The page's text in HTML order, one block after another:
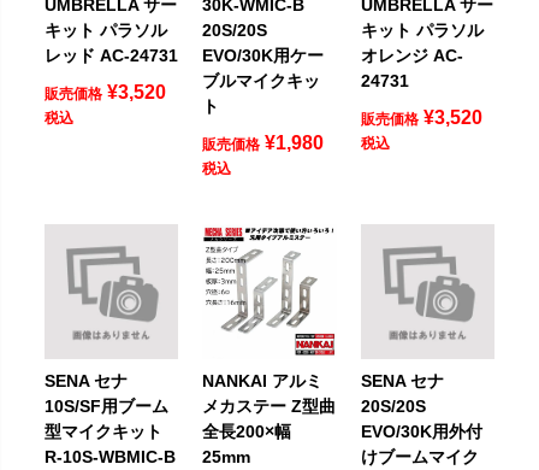
UMBRELLA サー
キット パラソル
レッド AC-24731
販売価格 ¥3,520
税込
30K-WMIC-B
20S/20S
EVO/30K用ケー
ブルマイクキッ
ト
販売価格 ¥1,980
税込
UMBRELLA サー
キット パラソル
オレンジ AC-
24731
販売価格 ¥3,520
税込
SENA セナ
10S/SF用ブーム
型マイクキット
R-10S-WBMIC-B
NANKAI アルミ
メカステー Z型曲
全長200×幅
25mm
SENA セナ
20S/20S
EVO/30K用外付
けブームマイク